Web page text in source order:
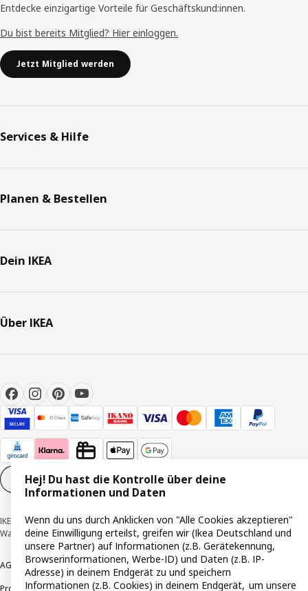
Entdecke einzigartige Vorteile für Geschäftskund:innen.
Du bist bereits Mitglied? Hier einloggen.
Jetzt Mitglied werden
Services & Hilfe
Planen & Bestellen
Dein IKEA
Über IKEA
Cookie-Einstellungen DE
IKEA Deutschland GmbH & Co. KG - Am Wandersmann 2-4, 65719 Hofheim-
Wallau © Inter IKEA Systems B.V. 1999-2026
AGB BarrierefreiheitCookie-RichtlinieDatenschutzerklärung Impressum
ProduktrückrufeResponsible DisclosureVertrauensstelle
Hej! Du hast die Kontrolle über deine
Informationen und Daten
Wenn du uns durch Anklicken von "Alle Cookies akzeptieren"
deine Einwilligung erteilst, greifen wir (Ikea Deutschland und
unsere Partner) auf Informationen (z.B. Gerätekennung,
Browserinformationen, Werbe-ID) und Daten (z.B. IP-
Adresse) in deinem Endgerät zu und speichern
Informationen (z.B. Cookies) in deinem Endgerät, um unsere